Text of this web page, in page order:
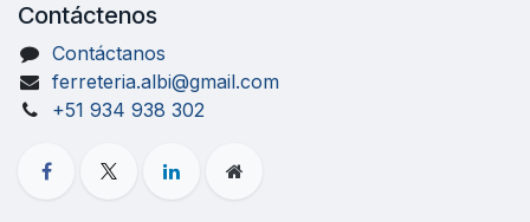
Contáctenos
Contáctanos
ferreteria.albi@gmail.com
+51 934 938 302